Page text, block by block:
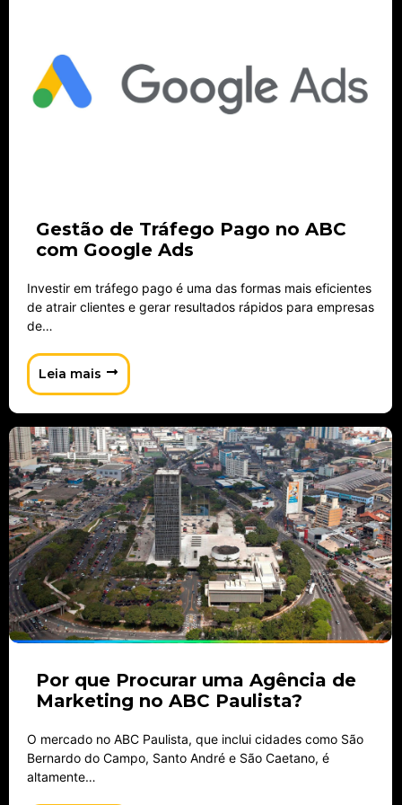
Gestão de Tráfego Pago no ABC
com Google Ads
Investir em tráfego pago é uma das formas mais eficientes
de atrair clientes e gerar resultados rápidos para empresas
de…
Leia mais
Por que Procurar uma Agência de
Marketing no ABC Paulista?
O mercado no ABC Paulista, que inclui cidades como São
Bernardo do Campo, Santo André e São Caetano, é
altamente…